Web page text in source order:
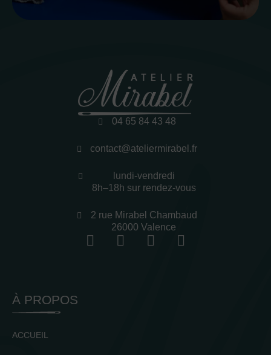
04 65 84 43 48
contact@ateliermirabel.fr
lundi-vendredi
8h–18h sur rendez-vous
2 rue Mirabel Chambaud
26000 Valence
À PROPOS
ACCUEIL